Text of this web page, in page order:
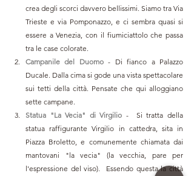
crea degli scorci davvero bellissimi. Siamo tra Via
Trieste e via Pomponazzo, e ci sembra quasi si
essere a Venezia, con il fiumiciattolo che passa
tra le case colorate.
Campanile del Duomo - Di fianco a Palazzo
Ducale. Dalla cima si gode una vista spettacolare
sui tetti della città. Pensate che qui alloggiano
sette campane.
Statua "La Vecia" di Virgilio -  Si tratta della
statua raffigurante Virgilio in cattedra, sita in
Piazza Broletto, e comunemente chiamata dai
mantovani "la vecia" (la vecchia, pare per
l'espressione del viso).  Essendo questa la città